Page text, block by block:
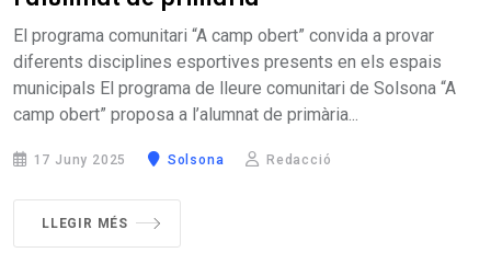
El programa comunitari “A camp obert” convida a provar
diferents disciplines esportives presents en els espais
municipals El programa de lleure comunitari de Solsona “A
camp obert” proposa a l’alumnat de primària...
17 Juny 2025 Solsona Redacció
LLEGIR MÉS